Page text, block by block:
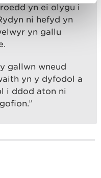
yn ei olygu i
ni hefyd yn
yn gallu
gallwn wneud
yn y dyfodol a
i ddod aton ni